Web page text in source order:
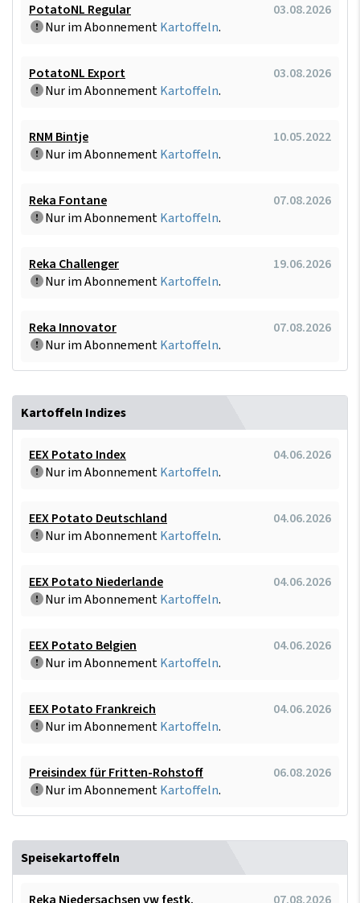
PotatoNL Regular
03.08.2026
Nur im AbonnementKartoffeln.
PotatoNL Export
03.08.2026
Nur im AbonnementKartoffeln.
RNM Bintje
10.05.2022
Nur im AbonnementKartoffeln.
Reka Fontane
07.08.2026
Nur im AbonnementKartoffeln.
Reka Challenger
19.06.2026
Nur im AbonnementKartoffeln.
Reka Innovator
07.08.2026
Nur im AbonnementKartoffeln.
Kartoffeln Indizes
EEX Potato Index
04.06.2026
Nur im AbonnementKartoffeln.
EEX Potato Deutschland
04.06.2026
Nur im AbonnementKartoffeln.
EEX Potato Niederlande
04.06.2026
Nur im AbonnementKartoffeln.
EEX Potato Belgien
04.06.2026
Nur im AbonnementKartoffeln.
EEX Potato Frankreich
04.06.2026
Nur im AbonnementKartoffeln.
Preisindex für Fritten-Rohstoff
06.08.2026
Nur im AbonnementKartoffeln.
Speisekartoffeln